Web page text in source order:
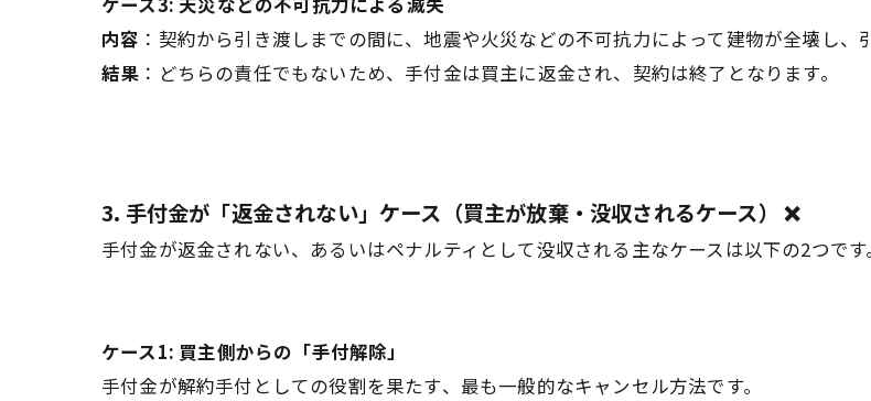
内容 ：契約から引き渡しまでの間に、地震や火災などの不可抗力によって建物が全壊し、
結果 ：どちらの責任でもないため、手付金は買主に返金され、契約は終了となります。
3. 手付金が「返金されない」ケース（買主が放棄・没収されるケース） ❌
手付金が返金されない、あるいはペナルティとして没収される主なケースは以下の2つです。
ケース1: 買主側からの「手付解除」
手付金が解約手付としての役割を果たす、最も一般的なキャンセル方法です。